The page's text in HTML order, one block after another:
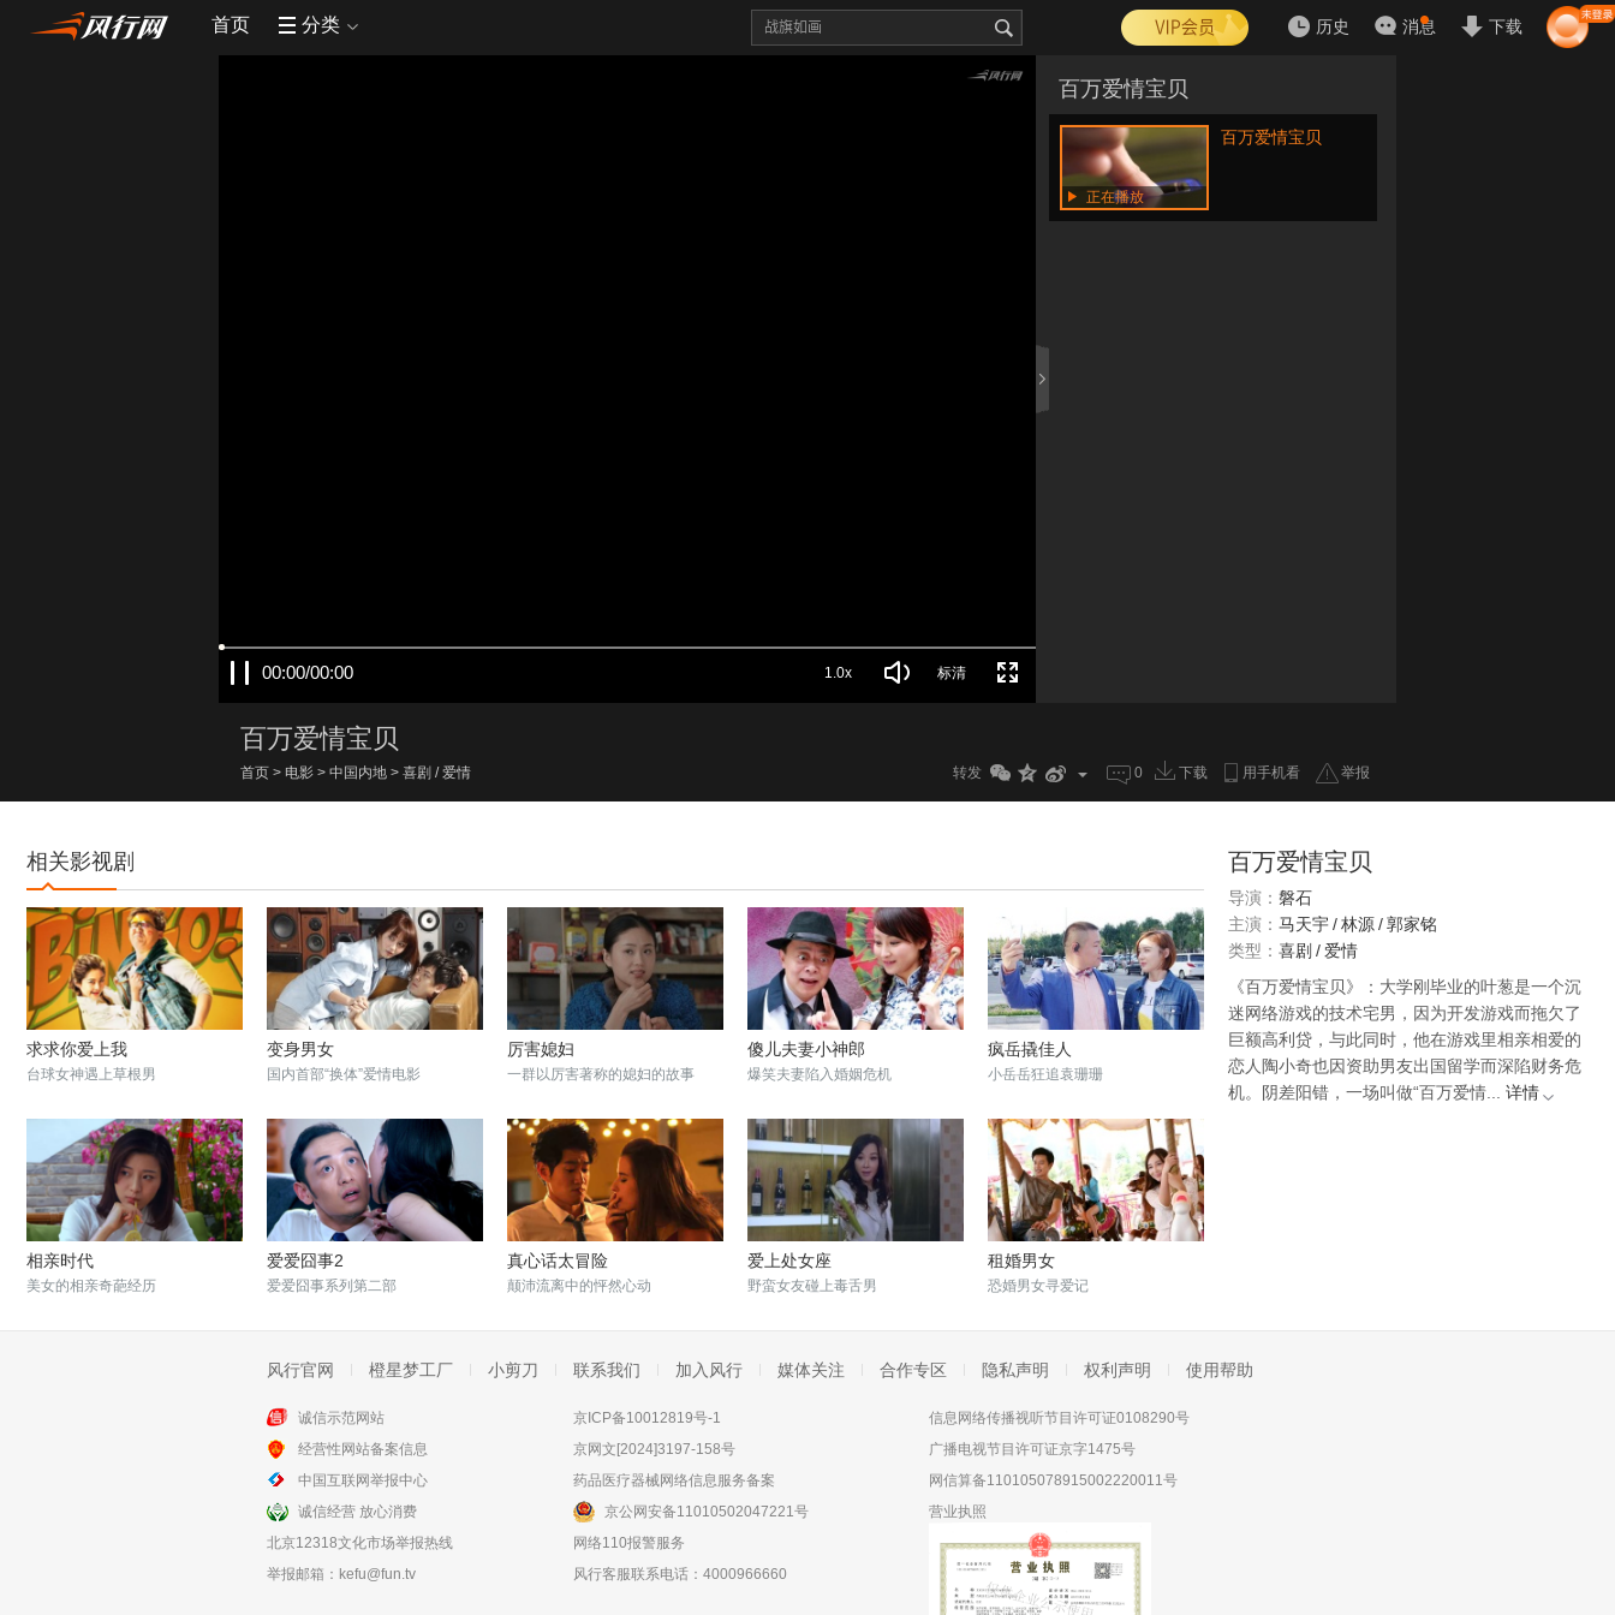
首页 分类 历史 消息 下载
00:00/00:00 1.0x 标清
百万爱情宝贝
正在播放
百万爱情宝贝
百万爱情宝贝
首页 > 电影 > 中国内地 > 喜剧 / 爱情 转发 0 下载 用手机看 举报
相关影视剧
求求你爱上我
台球女神遇上草根男
变身男女
国内首部“换体”爱情电影
厉害媳妇
一群以厉害著称的媳妇的故事
傻儿夫妻小神郎
爆笑夫妻陷入婚姻危机
疯岳撬佳人
小岳岳狂追袁珊珊
相亲时代
美女的相亲奇葩经历
爱爱囧事2
爱爱囧事系列第二部
真心话太冒险
颠沛流离中的怦然心动
爱上处女座
野蛮女友碰上毒舌男
租婚男女
恐婚男女寻爱记
33号公路
百万爱情宝贝
导演： 磐石
主演： 马天宇/林源/郭家铭
类型： 喜剧 / 爱情
《百万爱情宝贝》：大学刚毕业的叶葱是一个沉
迷网络游戏的技术宅男，因为开发游戏而拖欠了
巨额高利贷，与此同时，他在游戏里相亲相爱的
恋人陶小奇也因资助男友出国留学而深陷财务危
机。阴差阳错，一场叫做“百万爱情...
详情
风行官网 橙星梦工厂 小剪刀 联系我们 加入风行 媒体关注 合作专区 隐私声明 权利声明 使用帮助
诚信示范网站
经营性网站备案信息
中国互联网举报中心
诚信经营 放心消费
北京12318文化市场举报热线
举报邮箱： kefu@fun.tv
京ICP备10012819号-1
京网文[2024]3197-158号
药品医疗器械网络信息服务备案
京公网安备11010502047221号
网络110报警服务
风行客服联系电话：4000966660
信息网络传播视听节目许可证0108290号
广播电视节目许可证京字1475号
网信算备110105078915002220011号
营业执照